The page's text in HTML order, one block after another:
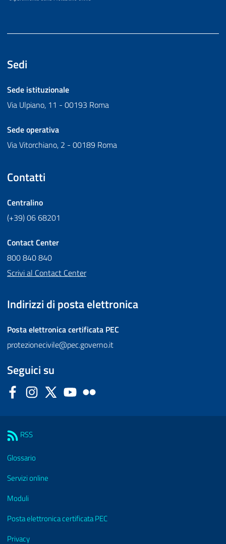
Sedi
Sede istituzionale
Via Ulpiano, 11 - 00193 Roma
Sede operativa
Via Vitorchiano, 2 - 00189 Roma
Contatti
Centralino
(+39) 06 68201
Contact Center
800 840 840
Scrivi al Contact Center
Indirizzi di posta elettronica
Posta elettronica certificata PEC
protezionecivile@pec.governo.it
Seguici su
FacebookInstagram
Twitter YouTube
RSS
Glossario
Servizi online
Moduli
Posta elettronica certificata PEC
Privacy